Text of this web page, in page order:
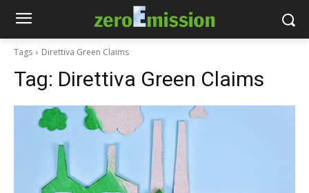
Tags Direttiva Green Claims
Tag: Direttiva Green Claims